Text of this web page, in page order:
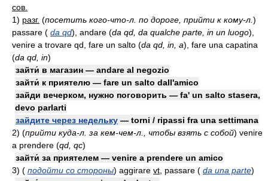
сов.
1) разг. (посетить кого-что-л. по дороге, прийти к кому-л. )
passare ( da qd) , andare (da qd, da qualche parte, in un luogo)
venire a trovare qd, fare un salto (da qd, in, a) , fare una capatina
(da qd, in)
зайти́ в магазин — andare al negozio
зайти́ к приятелю — fare un salto dall'amico
зайди вечерком, нужно поговорить — fa' un salto stasera,
devo parlarti
зайдите через недельку — torni / ripassi fra una settimana
2) (прийти куда-л. за кем-чем-л., чтобы взять с собой) venire
a prendere (qd, qc)
зайти́ за приятелем — venire a prendere un amico
3) ( подойти со стороны) aggirare vt , passare ( da una parte)